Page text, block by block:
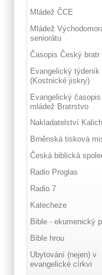
Mládež ČCE
Mládež
seniorátu
Časopis Český bratr
Evangelický týdeník
(Kostnické jiskry)
Evangelický časopis
mládež Bratrstvo
Nakladatelství Kalich
Brněnská tisková
Česká biblická
Radio Proglas
Radio 7
Katecheze
Bible - ekumenický
Bible hrou
Ubytování (nejen) v
evangelické církvi